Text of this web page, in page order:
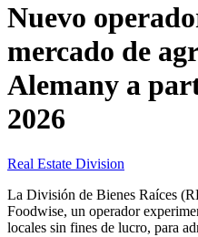
Nuevo
mercado de
Alemany a
2026
Real Estate Division
La División de Bienes Raíces
Foodwise, un operador
locales sin fines de lucro, para